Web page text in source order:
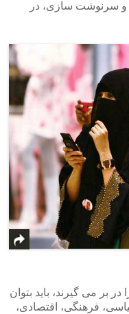
سرنوشت سازی، در
بر می گیرند، باید بتوان
فرهنگی، اقتصادی،